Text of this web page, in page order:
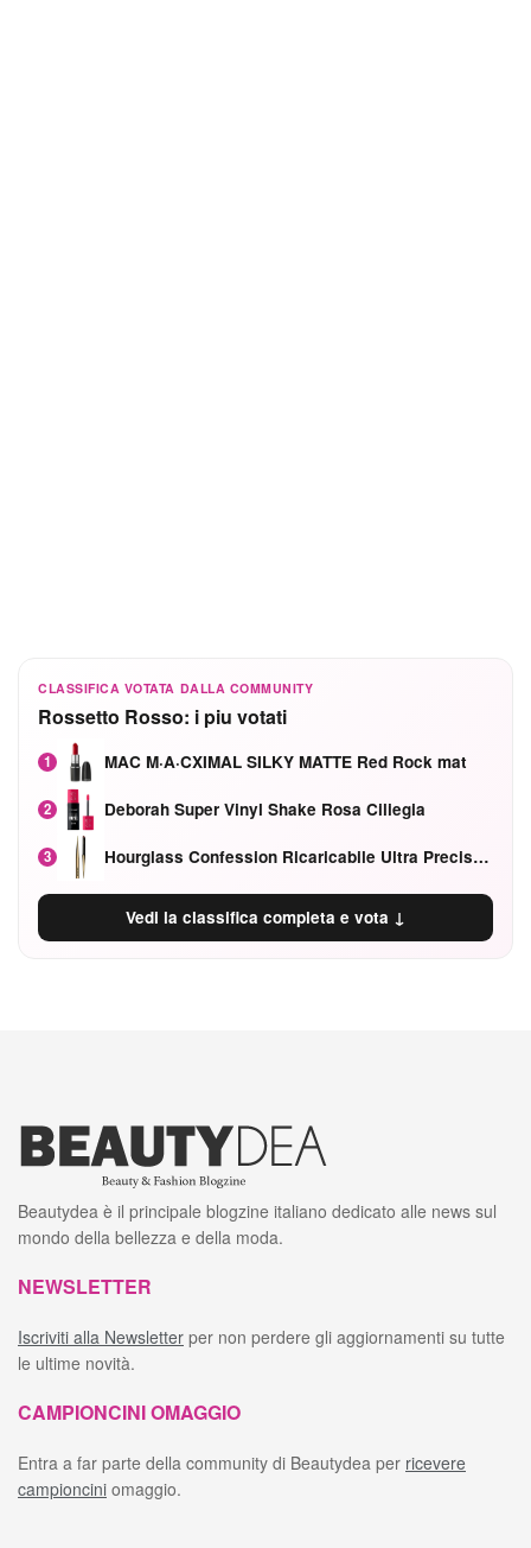
CLASSIFICA VOTATA DALLA COMMUNITY
Rossetto Rosso: i piu votati
1 MAC M·A·CXIMAL SILKY MATTE Red Rock mat
2 Deborah Super Vinyl Shake Rosa Ciliegia
3 Hourglass Confession Ricaricabile Ultra Preciso Ad Alta Intensità Secretly Classic Red
Vedi la classifica completa e vota ↓
Beautydea è il principale blogzine italiano dedicato alle news sul
mondo della bellezza e della moda.
NEWSLETTER
Iscriviti alla Newsletter per non perdere gli aggiornamenti su tutte
le ultime novità.
CAMPIONCINI OMAGGIO
Entra a far parte della community di Beautydea per ricevere
campioncini omaggio.